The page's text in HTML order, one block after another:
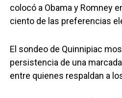
colocó a Obama y Romney
ciento de las preferencias
El sondeo de Quinnipiac
persistencia de una
entre quienes respaldan a